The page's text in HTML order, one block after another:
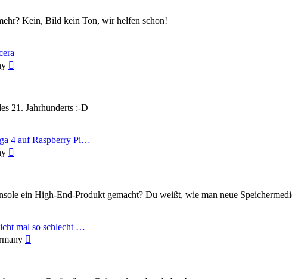
Kein, Bild kein Ton, wir helfen schon!
21. Jahrhunderts :-D
4 auf Raspberry Pi…
ein High-End-Produkt gemacht? Du weißt, wie man neue
mal so schlecht …